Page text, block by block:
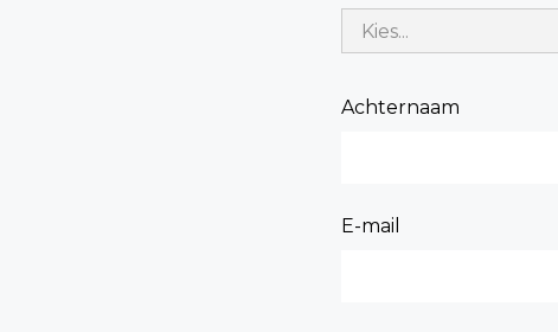
Achternaam
E-mail